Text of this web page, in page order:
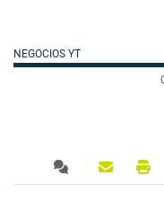
NEGOCIOS YT